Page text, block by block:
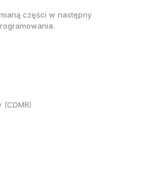
części w następny